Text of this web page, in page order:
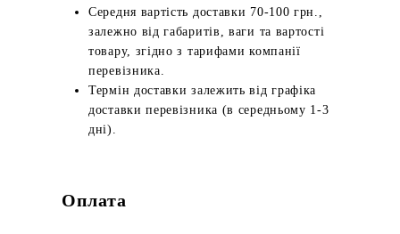
Середня вартість доставки 70-100 грн.,
залежно від габаритів, ваги та вартості
товару, згідно з тарифами компанії
перевізника.
Термін доставки залежить від графіка
доставки перевізника (в середньому 1-3
дні).
Оплата